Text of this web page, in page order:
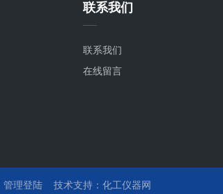
联系我们
联系我们
在线留言
管理登陆 技术支持： 化工仪器网